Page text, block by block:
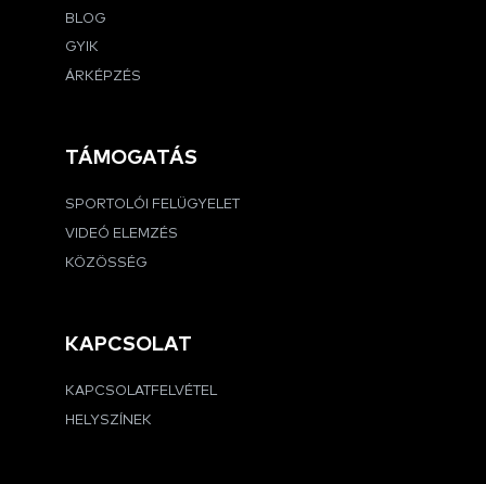
BLOG
GYIK
ÁRKÉPZÉS
TÁMOGATÁS
SPORTOLÓI FELÜGYELET
VIDEÓ ELEMZÉS
KÖZÖSSÉG
KAPCSOLAT
KAPCSOLATFELVÉTEL
HELYSZÍNEK